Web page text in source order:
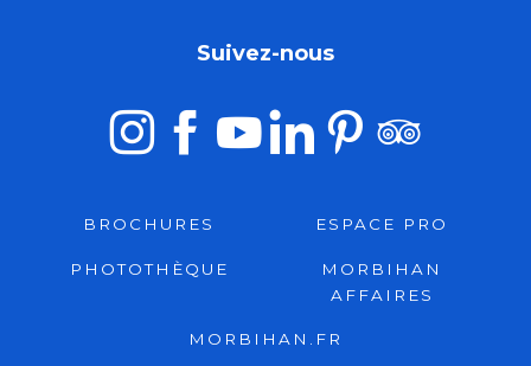
Suivez-nous
BROCHURES ESPACE PRO
PHOTOTHÈQUE
MORBIHAN
AFFAIRES
MORBIHAN.FR